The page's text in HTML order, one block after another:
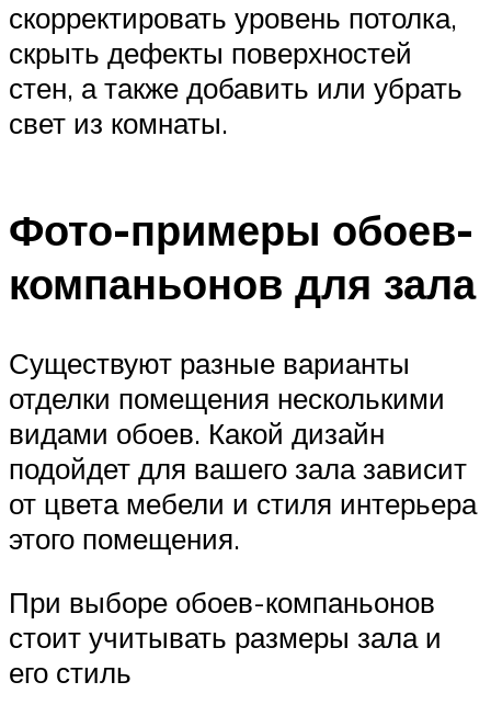
скорректировать уровень потолка,
скрыть дефекты поверхностей
стен, а также добавить или убрать
свет из комнаты.
Фото-примеры обоев-
компаньонов для зала
Существуют разные варианты
отделки помещения несколькими
видами обоев. Какой дизайн
подойдет для вашего зала зависит
от цвета мебели и стиля интерьера
этого помещения.
При выборе обоев-компаньонов
стоит учитывать размеры зала и
его стиль